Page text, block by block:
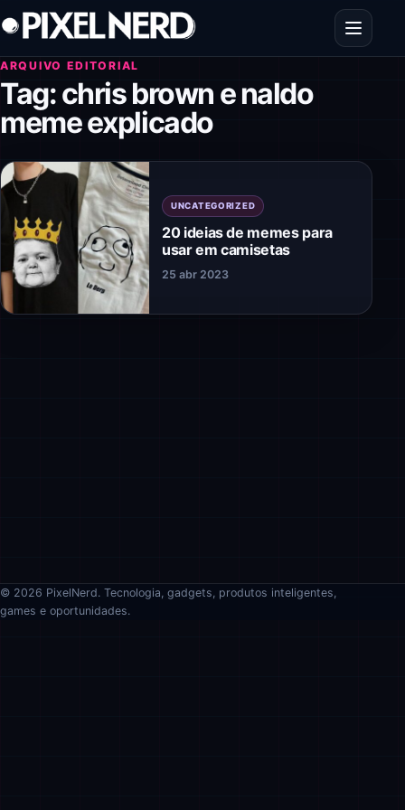
Pular para o conteúdo
Abrir
ARQUIVO EDITORIAL
Tag:chris brown e naldo
meme explicado
UNCATEGORIZED
20 ideias de memes para
usar em camisetas
25 abr 2023
© 2026 PixelNerd. Tecnologia, gadgets, produtos inteligentes,
games e oportunidades.